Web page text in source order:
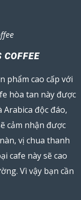
COFFEE
phẩm cao cấp với
hòa tan này được
độc đáo,
cảm nhận được
vị chua thanh
cafe này sẽ cao
Vì vậy bạn cần